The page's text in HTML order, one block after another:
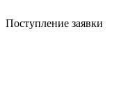
Поступление заявки